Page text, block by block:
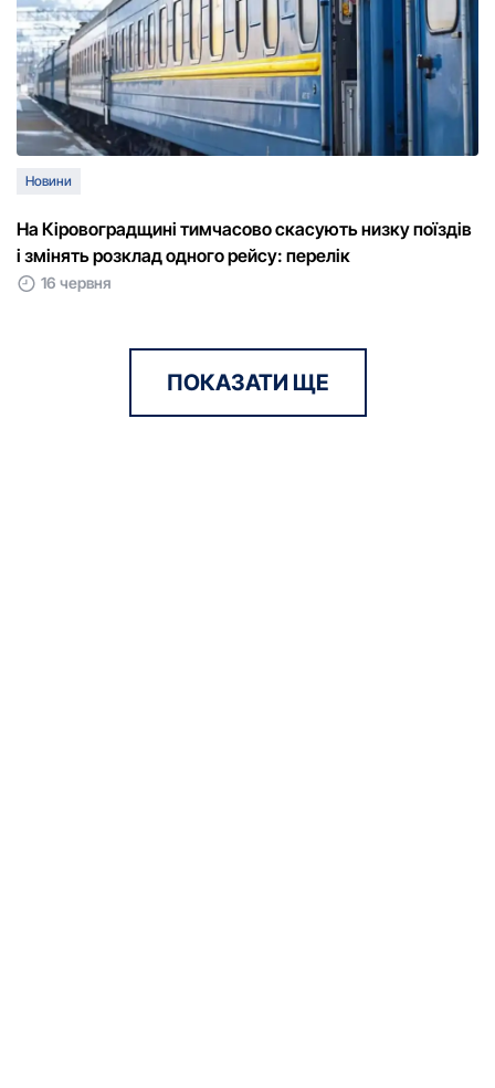
Новини
На Кіровоградщині тимчасово скасують низку поїздів
і змінять розклад одного рейсу: перелік
16 червня
ПОКАЗАТИ ЩЕ